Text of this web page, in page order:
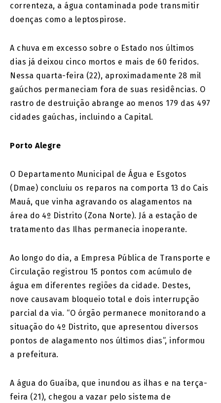
correnteza, a água contaminada pode transmitir
doenças como a leptospirose.
A chuva em excesso sobre o Estado nos últimos
dias já deixou cinco mortos e mais de 60 feridos.
Nessa quarta-feira (22), aproximadamente 28 mil
gaúchos permaneciam fora de suas residências. O
rastro de destruição abrange ao menos 179 das 497
cidades gaúchas, incluindo a Capital.
Porto Alegre
O Departamento Municipal de Água e Esgotos
(Dmae) concluiu os reparos na comporta 13 do Cais
Mauá, que vinha agravando os alagamentos na
área do 4º Distrito (Zona Norte). Já a estação de
tratamento das Ilhas permanecia inoperante.
Ao longo do dia, a Empresa Pública de Transporte e
Circulação registrou 15 pontos com acúmulo de
água em diferentes regiões da cidade. Destes,
nove causavam bloqueio total e dois interrupção
parcial da via. “O órgão permanece monitorando a
situação do 4º Distrito, que apresentou diversos
pontos de alagamento nos últimos dias”, informou
a prefeitura.
A água do Guaíba, que inundou as ilhas e na terça-
feira (21), chegou a vazar pelo sistema de